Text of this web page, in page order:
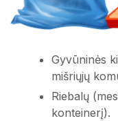
Izoliacinių ir
AsbestoGyvūninės
mišriųjų
Riebalų
konteinerį).